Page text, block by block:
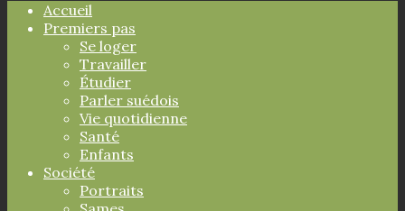
Accueil
Premiers pas
Se loger
Travailler
Étudier
Parler suédois
Vie quotidienne
Santé
Enfants
Société
Portraits